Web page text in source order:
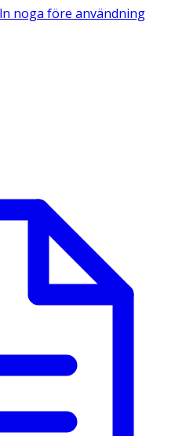
noga före användning